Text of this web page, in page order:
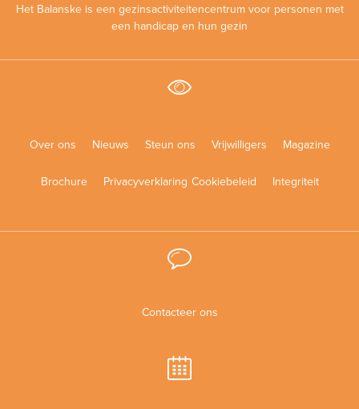
Het Balanske is een gezinsactiviteitencentrum voor personen met
een handicap en hun gezin
Over ons Nieuws Steun ons Vrijwilligers Magazine
Brochure Privacyverklaring Cookiebeleid Integriteit
Contacteer ons